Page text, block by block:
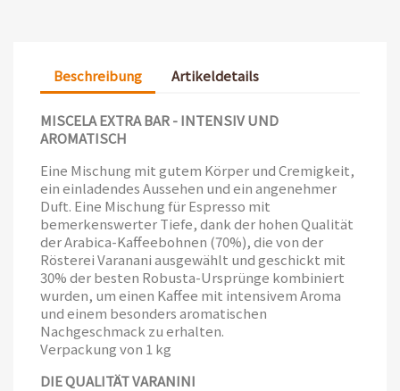
Beschreibung Artikeldetails
MISCELA EXTRA BAR - INTENSIV UND
AROMATISCH
Eine Mischung mit gutem Körper und Cremigkeit,
ein einladendes Aussehen und ein angenehmer
Duft. Eine Mischung für Espresso mit
bemerkenswerter Tiefe, dank der hohen Qualität
der Arabica-Kaffeebohnen (70%), die von der
Rösterei Varanani ausgewählt und geschickt mit
30% der besten Robusta-Ursprünge kombiniert
wurden, um einen Kaffee mit intensivem Aroma
und einem besonders aromatischen
Nachgeschmack zu erhalten.
Verpackung von 1 kg
DIE QUALITÄT VARANINI